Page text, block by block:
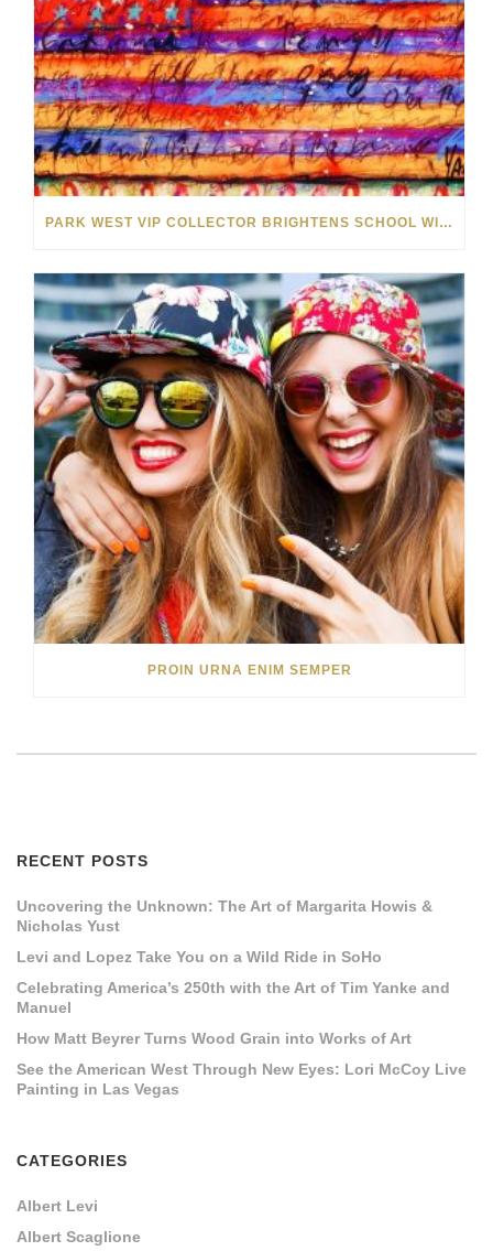
PARK WEST VIP COLLECTOR BRIGHTENS SCHOOL WITH ARTWORK
PROIN URNA ENIM SEMPER
RECENT POSTS
Uncovering the Unknown: The Art of Margarita Howis &
Nicholas Yust
Levi and Lopez Take You on a Wild Ride in SoHo
Celebrating America’s 250th with the Art of Tim Yanke and
Manuel
How Matt Beyrer Turns Wood Grain into Works of Art
See the American West Through New Eyes: Lori McCoy Live
Painting in Las Vegas
CATEGORIES
Albert Levi
Albert Scaglione